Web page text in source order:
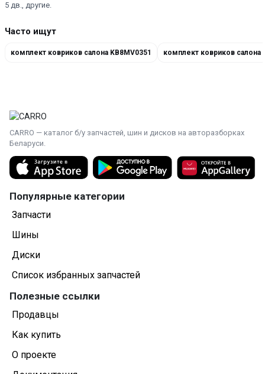
5 дв., другие.
Часто ищут
комплект ковриков салона KB8MV0351 комплект ковриков салона
CARRO — каталог б/у запчастей, шин и дисков на авторазборках
Беларуси.
Популярные категории
Запчасти
Шины
Диски
Список избранных запчастей
Полезные ссылки
Продавцы
Как купить
О проекте